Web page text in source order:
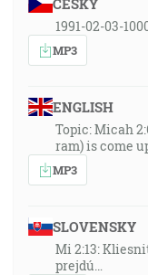
ČESKY
1991-02-03-
MP3
ENGLISH
Topic: Micah
ram) is come
MP3
SLOVENSKY
Mi 2:13:
prejdú…